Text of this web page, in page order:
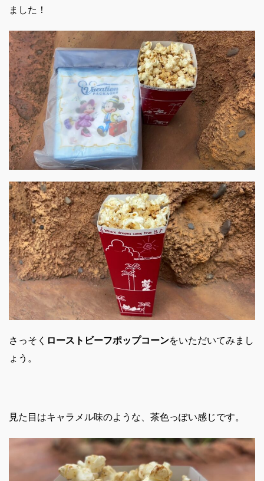
ました！
さっそく ローストビーフポップコーンをいただいてみまし
ょう。
見た目はキャラメル味のような、茶色っぽい感じです。